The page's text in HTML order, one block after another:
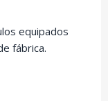
equipados
fábrica.